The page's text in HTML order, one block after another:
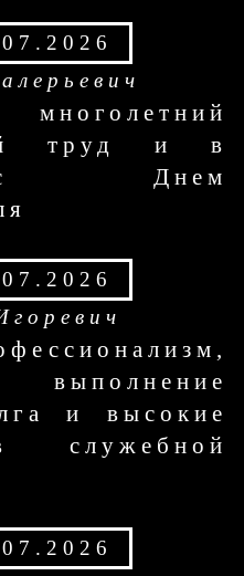
труд и в
Днем
и высокие
служебной